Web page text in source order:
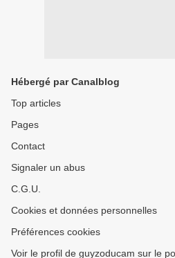
Hébergé par Canalblog
Top articles
Pages
Contact
Signaler un abus
C.G.U.
Cookies et données personnelles
Préférences cookies
Voir le profil de guyzoducam sur le